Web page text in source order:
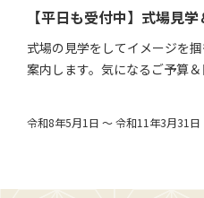
【平日も受付中】式場見
式場の見学をしてイメージを
案内します。気になるご予算
令和8年5月1日 ～ 令和11年3月31日